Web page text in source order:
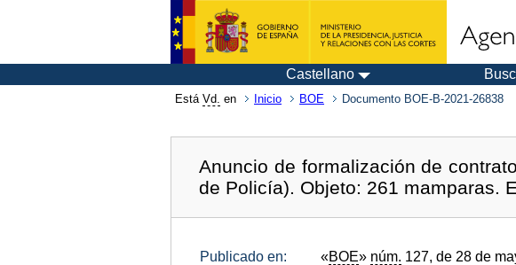
Castellano
Está Vd. en Inicio BOE Documento BOE-B-2021-26838
Anuncio de formalización de
de Policía). Objeto: 261 mamparas.
Publicado en: «BOE» núm. 127, de 28 de